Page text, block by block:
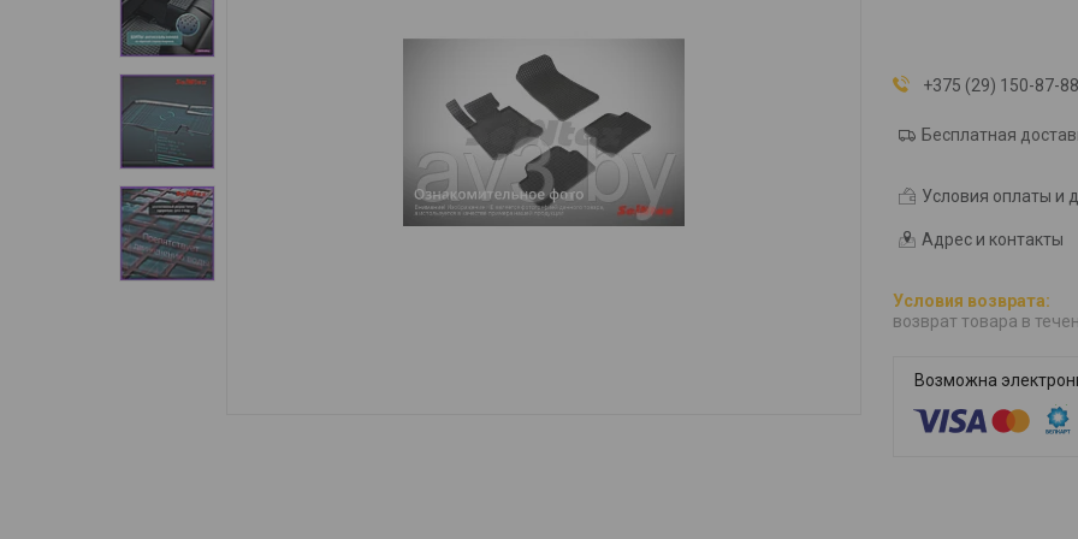
+375 (29) 150-87-
Бесплатная
Условия оплаты и
Адрес и контакты
возврат товара в